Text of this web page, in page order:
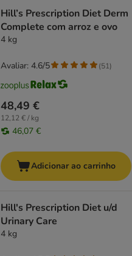
Hill’s Prescription Diet Derm
Complete com arroz e ovo
4 kg
48,49 €
12,12 € / kg
46,07 €
Avaliar: 4.6/5 (51)
Adicionar ao carrinho
Hill's Prescription Diet u/d
Urinary Care
4 kg